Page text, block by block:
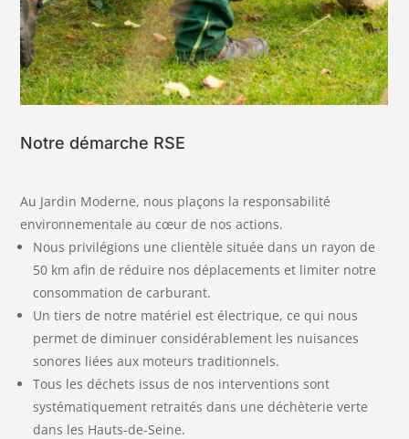
Notre démarche RSE
Au Jardin Moderne, nous plaçons la responsabilité
environnementale au cœur de nos actions.
Nous privilégions une clientèle située dans un rayon de
50 km afin de réduire nos déplacements et limiter notre
consommation de carburant.
Un tiers de notre matériel est électrique, ce qui nous
permet de diminuer considérablement les nuisances
sonores liées aux moteurs traditionnels.
Tous les déchets issus de nos interventions sont
systématiquement retraités dans une déchèterie verte
dans les Hauts-de-Seine.